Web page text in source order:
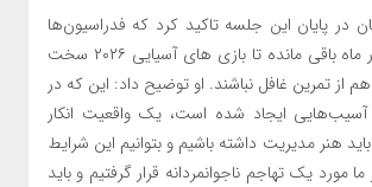
در پایان این جلسه تاکید کرد که فدراسیون‌ها
باید در فاصله چهار ماه باقی مانده تا بازی های آسیایی ۲۰۲۶ سخت
از تمرین غافل نباشند. او توضیح داد: این که در
ایجاد شده است، یک واقعیت انکار
هنر مدیریت داشته باشیم و بتوانیم این شرایط
ما مورد یک تهاجم ناجوانمردانه قرار گرفتیم و باید